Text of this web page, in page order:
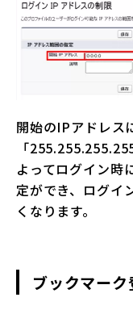
開始のIPアドレス
「
よってログイン時
定ができ、ログイ
くなります。
ブックマーク